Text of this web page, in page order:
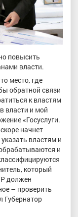
повысить
власти.
место, где
обратной связи
к властям
власти и мой
«Госуслуги.
начнет
властям и
и
который
должен
– проверить
Губернатор